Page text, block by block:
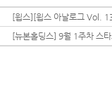
[윕스][윕스 아날로그 Vol.
[뉴본홀딩스] 9월 1주차 스